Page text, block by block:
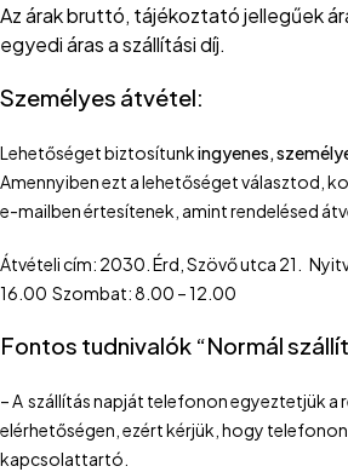
Az árak bruttó, tájékoztató jellegűek
egyedi áras a szállítási díj.
Személyes átvétel:
Lehetőséget biztosítunkingyenes,
Amennyiben ezt a lehetőséget választod,
e-mailben értesítenek, amint rendelésed
Átvételi cím: 2030. Érd, Szövő utca 21.
16.00 Szombat: 8.00 – 12.00
Fontos tudnivalók “Normál
– A szállítás napját telefonon egyeztetjük
elérhetőségen, ezért kérjük, hogy
kapcsolattartó.